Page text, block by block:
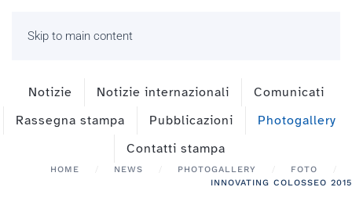
Skip to main content
Notizie Notizie internazionali
Comunicati
Rassegna stampa
Pubblicazioni
Photogallery
Contatti stampa
HOME NEWS PHOTOGALLERY
FOTO
INNOVATING COLOSSEO 2015